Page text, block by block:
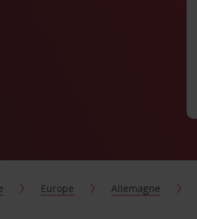
Europe Allemagne